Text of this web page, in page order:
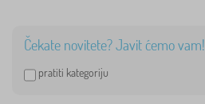
Čekate novitete? Javit ćemo vam!
pratiti kategoriju